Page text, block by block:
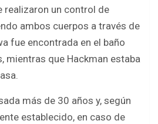
realizaron un control de
ambos cuerpos a través de
fue encontrada en el baño
mientras que Hackman estaba
más de 30 años y, según
establecido, en caso de